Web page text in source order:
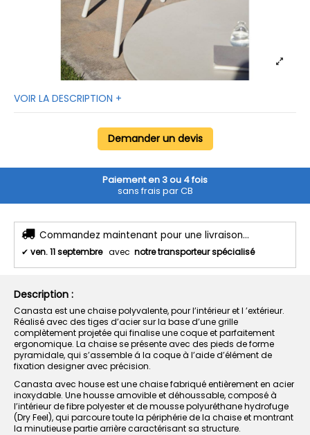
VOIR LA DESCRIPTION +
Demander un devis
Paiement en 3 ou 4 fois
sans frais par CB
Commandez maintenant pour une livraison...
✔ ven. 11 septembre avec notre transporteur spécialisé
Description :
Canasta est une chaise polyvalente, pour l’intérieur et l ’extérieur.
Réalisé avec des tiges d’acier sur la base d’une grille
complètement projetée qui finalise une coque et parfaitement
ergonomique. La chaise se présente avec des pieds de forme
pyramidale, qui s’assemble á la coque à l’aide d’élément de
fixation designer avec précision.
Canasta avec house est une chaise fabriqué entièrement en acier
inoxydable. Une housse amovible et déhoussable, composé à
l’intérieur de fibre polyester et de mousse polyuréthane hydrofuge
(Dry Feel), qui parcoure toute la périphérie de la chaise et montrant
la minutieuse partie arrière caractérisant sa structure.